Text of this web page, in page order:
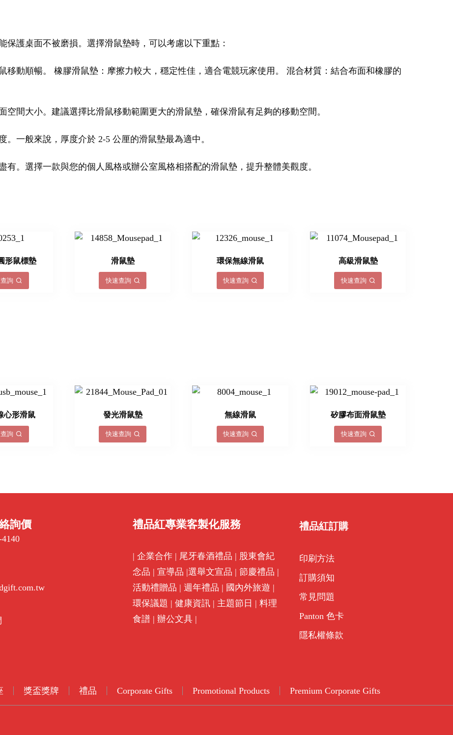
保護桌面不被磨損。選擇滑鼠墊時，可以考慮以下重點：
移動順暢。 橡膠滑鼠墊：摩擦力較大，穩定性佳，適合電競玩家使用。 混合材質：結合布面和橡膠的
空間大小。建議選擇比滑鼠移動範圍更大的滑鼠墊，確保滑鼠有足夠的移動空間。
一般來說，厚度介於 2-5 公厘的滑鼠墊最為適中。
有。選擇一款與您的個人風格或辦公室風格相搭配的滑鼠墊，提升整體美觀度。
形鼠標墊
詢
滑鼠墊
快速查詢
環保無線滑鼠
快速查詢
高級滑鼠墊
快速查詢
心形滑鼠
詢
發光滑鼠墊
快速查詢
無線滑鼠
快速查詢
矽膠布面滑鼠墊
快速查詢
詢價 禮品紅專業客製化服務
| 企業合作 | 尾牙春酒禮品 | 股東會紀
念品 | 宣導品 |選舉文宣品 | 節慶禮品 |
活動禮贈品 | 週年禮品 | 國內外旅遊 |
環保議題 | 健康資訊 | 主題節日 | 料理
食譜 | 辦公文具 |
禮品紅訂購
印刷方法
訂購須知
常見問題
Panton 色卡
隱私權條款
獎盃獎牌 禮品 Corporate Gifts Promotional Products Premium Corporate Gifts